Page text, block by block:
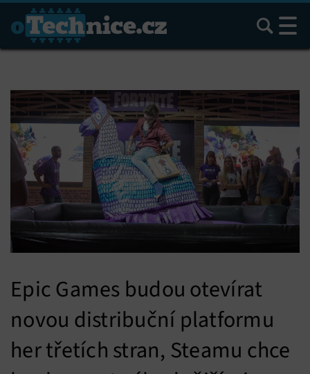
Hledat
Epic Games budou otevírat
novou distribuční platformu
her třetích stran, Steamu chce